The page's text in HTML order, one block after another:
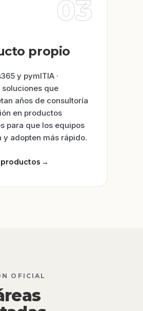
03
propio
y pymITIA ·
soluciones que
años de consultoría
en productos
para que los equipos
y adopten más rápido.
→
OFICIAL